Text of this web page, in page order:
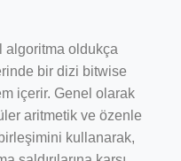
algoritma oldukça
bir dizi bitwise
içerir. Genel olarak
aritmetik ve özenle
kullanarak,